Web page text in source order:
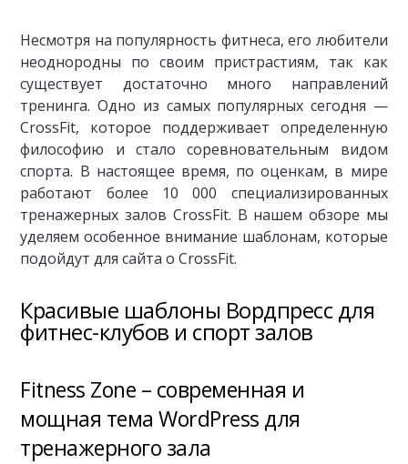
Несмотря на популярность фитнеса, его любители
неоднородны по своим пристрастиям, так как
существует достаточно много направлений
тренинга. Одно из самых популярных сегодня —
CrossFit, которое поддерживает определенную
философию и стало соревновательным видом
спорта. В настоящее время, по оценкам, в мире
работают более 10 000 специализированных
тренажерных залов CrossFit. В нашем обзоре мы
уделяем особенное внимание шаблонам, которые
подойдут для сайта о CrossFit.
Красивые шаблоны Вордпресс для
фитнес-клубов и спорт залов
Fitness Zone – современная и
мощная тема WordPress для
тренажерного зала